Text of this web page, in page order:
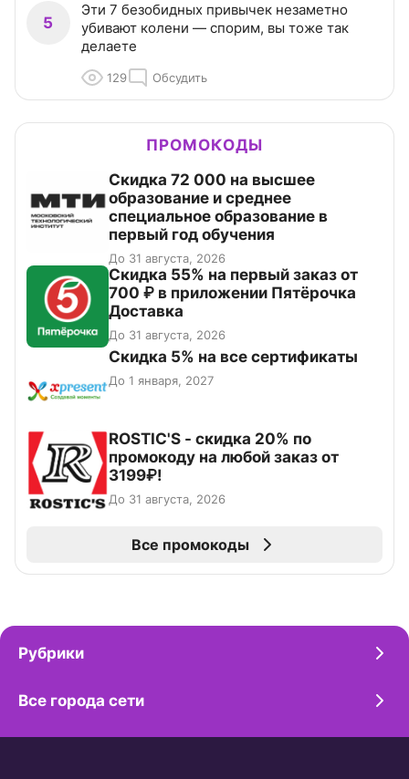
5
Эти 7 безобидных привычек незаметно
убивают колени — спорим, вы тоже так
делаете
129 Обсудить
ПРОМОКОДЫ
Скидка 72 000 на высшее
образование и среднее
специальное образование в
первый год обучения
До 31 августа, 2026
Скидка 55% на первый заказ от
700 ₽ в приложении Пятёрочка
Доставка
До 31 августа, 2026
Скидка 5% на все сертификаты
До 1 января, 2027
ROSTIC'S - скидка 20% по
промокоду на любой заказ от
3199₽!
До 31 августа, 2026
Все промокоды
Рубрики
Все города сети